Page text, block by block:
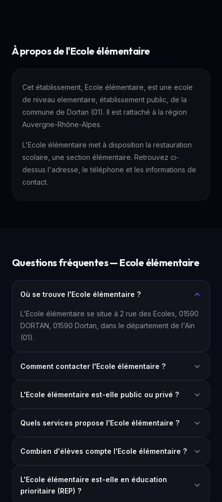
À propos de l'Ecole élémentaire
Cet établissement, Ecole élémentaire, est une ecole
de niveau elementaire, établissement public, de la
commune de Dortan (01). Il est rattaché à la région
Auvergne-Rhône-Alpes.
L'Ecole élémentaire met à disposition la restauration
scolaire, une section élémentaire. Retrouvez ci-
dessus l'adresse, le téléphone et les informations de
contact.
Questions fréquentes — Ecole élémentaire
Où se trouve l'Ecole élémentaire ?
L'Ecole élémentaire se situe à 2 rue des Ecoles, 01590
DORTAN, 01590 Dortan, dans le département de l'Ain
(01).
Comment contacter l'Ecole élémentaire ?
L'Ecole élémentaire est-elle public ou privé ?
Quels services propose l'Ecole élémentaire ?
Combien d'élèves compte l'Ecole élémentaire ?
L'Ecole élémentaire est-elle en éducation
prioritaire (REP) ?